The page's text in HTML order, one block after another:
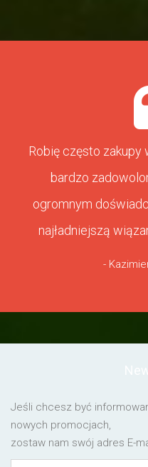
Robię często
bardzo
ogromnym
najładniejszą
-
Jeśli chcesz być
nowych promocjach,
zostaw nam swój adres E-